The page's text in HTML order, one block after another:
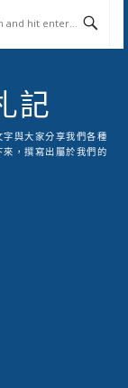
記
與大家分享我們各種
，撰寫出屬於我們的